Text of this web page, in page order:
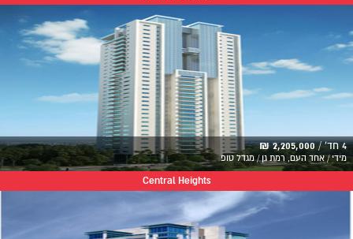
4 חד' / 2,205,000 ₪
מידי / אחד העם, רמת גן / מגדל טופ
Central Heights